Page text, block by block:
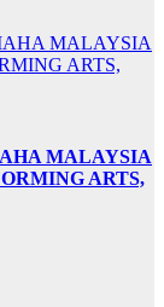
MALAYSIA
ARTS,